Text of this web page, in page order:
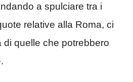
a spulciare tra i
relative alla Roma, ci
di quelle che potrebbero